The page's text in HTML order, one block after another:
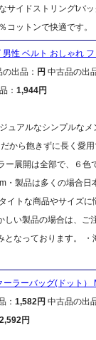
サイドストリングtバ
コットンで快適です。
男性 ベルト おしゃれ
出品： 円 中古品の出
： 1,944円
ュアルなシンプルな
から飽きずに長く愛
展開は全部で、６色
・製品は多くの場合
イトな商品やサイズ
い製品の場合は、
なっております。
ラーバッグ(ドット）
： 1,582円 中古品の出
2,592円